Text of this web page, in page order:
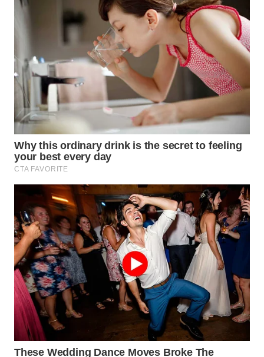
WN
PAKPAK
WN
KARAWANG
WN
BEKASI
WN
BOGOR
WN
DEPOK
WN
TAPANULI
UTARA
WN
SAMOSIR